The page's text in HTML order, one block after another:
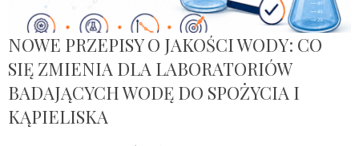
NOWE PRZEPISY O JAKOŚCI WODY: CO
SIĘ ZMIENIA DLA LABORATORIÓW
BADAJĄCYCH WODĘ DO SPOŻYCIA I
KĄPIELISKA